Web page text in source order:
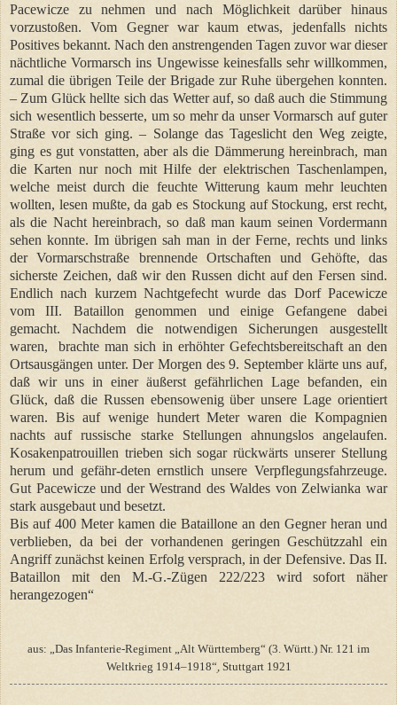
Pacewicze zu nehmen und nach Möglichkeit darüber hinaus
vorzustoßen. Vom Gegner war kaum etwas, jedenfalls nichts
Positives bekannt. Nach den anstrengenden Tagen zuvor war dieser
nächtliche Vormarsch ins Ungewisse keinesfalls sehr willkommen,
zumal die übrigen Teile der Brigade zur Ruhe übergehen konnten.
– Zum Glück hellte sich das Wetter auf, so daß auch die Stimmung
sich wesentlich besserte, um so mehr da unser Vormarsch auf guter
Straße vor sich ging. – Solange das Tageslicht den Weg zeigte,
ging es gut vonstatten, aber als die Dämmerung hereinbrach, man
die Karten nur noch mit Hilfe der elektrischen Taschenlampen,
welche meist durch die feuchte Witterung kaum mehr leuchten
wollten, lesen mußte, da gab es Stockung auf Stockung, erst recht,
als die Nacht hereinbrach, so daß man kaum seinen Vordermann
sehen konnte. Im übrigen sah man in der Ferne, rechts und links
der Vormarschstraße brennende Ortschaften und Gehöfte, das
sicherste Zeichen, daß wir den Russen dicht auf den Fersen sind.
Endlich nach kurzem Nachtgefecht wurde das Dorf Pacewicze
vom III. Bataillon genommen und einige Gefangene dabei
gemacht. Nachdem die notwendigen Sicherungen ausgestellt
waren, brachte man sich in erhöhter Gefechtsbereitschaft an den
Ortsausgängen unter. Der Morgen des 9. September klärte uns auf,
daß wir uns in einer äußerst gefährlichen Lage befanden, ein
Glück, daß die Russen ebensowenig über unsere Lage orientiert
waren. Bis auf wenige hundert Meter waren die Kompagnien
nachts auf russische starke Stellungen ahnungslos angelaufen.
Kosakenpatrouillen trieben sich sogar rückwärts unserer Stellung
herum und gefähr-deten ernstlich unsere Verpflegungsfahrzeuge.
Gut Pacewicze und der Westrand des Waldes von Zelwianka war
stark ausgebaut und besetzt.
Bis auf 400 Meter kamen die Bataillone an den Gegner heran und
verblieben, da bei der vorhandenen geringen Geschützzahl ein
Angriff zunächst keinen Erfolg versprach, in der Defensive. Das II.
Bataillon mit den M.-G.-Zügen 222/223 wird sofort näher
herangezogen“
aus: „Das Infanterie-Regiment „Alt Württemberg“ (3. Württ.) Nr. 121 im
Weltkrieg 1914–1918“ׅ, Stuttgart 1921